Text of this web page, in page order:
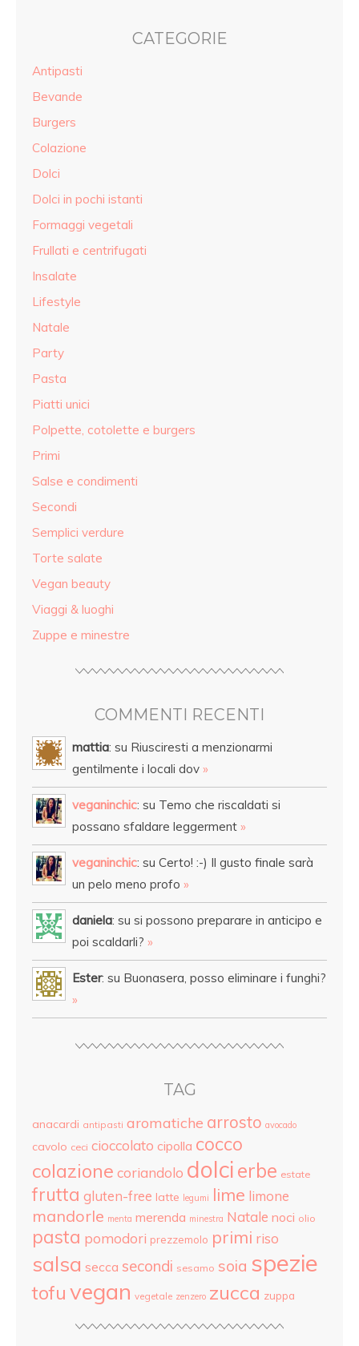
CATEGORIE
Antipasti
Bevande
Burgers
Colazione
Dolci
Dolci in pochi istanti
Formaggi vegetali
Frullati e centrifugati
Insalate
Lifestyle
Natale
Party
Pasta
Piatti unici
Polpette, cotolette e burgers
Primi
Salse e condimenti
Secondi
Semplici verdure
Torte salate
Vegan beauty
Viaggi & luoghi
Zuppe e minestre
COMMENTI RECENTI
mattia: su Riusciresti a menzionarmi
gentilmente i locali dov »
veganinchic: su Temo che riscaldati si
possano sfaldare leggerment »
veganinchic: su Certo! :-) Il gusto finale sarà
un pelo meno profo »
daniela: su si possono preparare in anticipo e
poi scaldarli? »
Ester: su Buonasera, posso eliminare i funghi?
»
TAG
anacardi antipasti aromatiche arrosto avocado
cavolo ceci cioccolato cipolla cocco
colazione coriandolo dolci erbe estate
frutta gluten-free latte legumi lime limone
mandorle menta merenda minestra Natale noci olio
pasta pomodori prezzemolo primi riso
salsa secca secondi sesamo soia spezie
tofu vegan vegetale zenzero zucca zuppa